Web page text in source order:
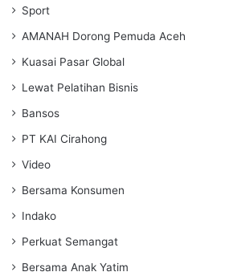
Sport
AMANAH Dorong Pemuda Aceh
Kuasai Pasar Global
Lewat Pelatihan Bisnis
Bansos
PT KAI Cirahong
Video
Bersama Konsumen
Indako
Perkuat Semangat
Bersama Anak Yatim